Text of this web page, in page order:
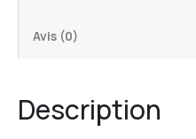
Avis (0)
Description